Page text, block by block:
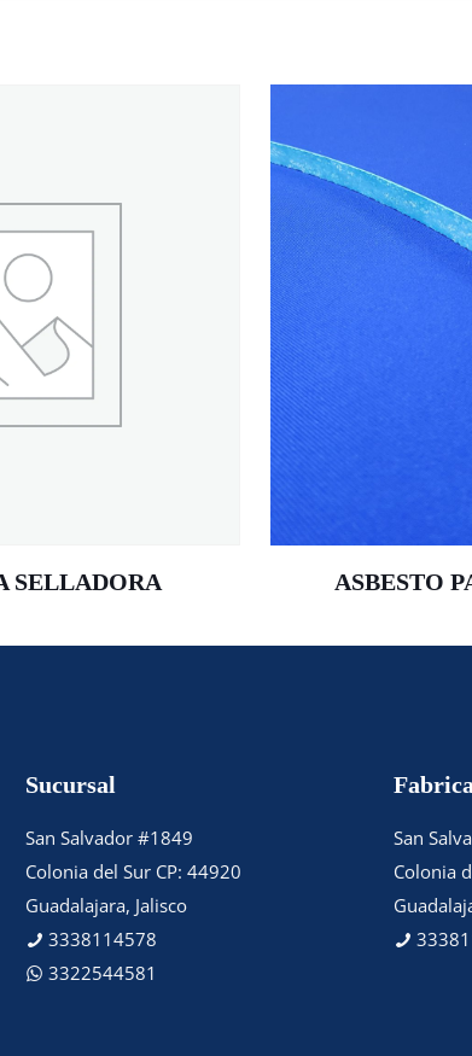
SELLADORA ASBESTO
Sucursal
San Salvador #1849
Colonia del Sur CP: 44920
Guadalajara, Jalisco
3338114578
3322544581
Fabrica
San
Colonia